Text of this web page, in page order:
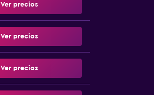
Ver precios
Ver precios
Ver precios